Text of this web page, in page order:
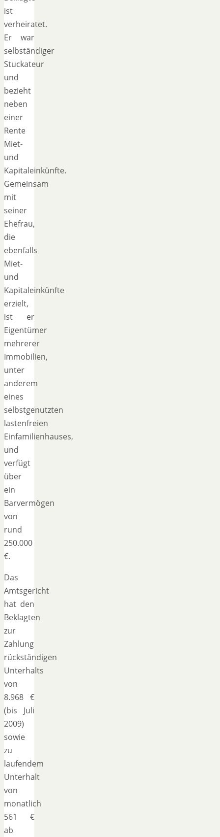
ist
verheiratet.
Er war
selbständiger
Stuckateur
und
bezieht
neben
einer
Rente
Miet-
und
Kapitaleinkünfte.
Gemeinsam
mit
seiner
Ehefrau,
die
ebenfalls
Miet-
und
Kapitaleinkünfte
erzielt,
ist er
Eigentümer
mehrerer
Immobilien,
unter
anderem
eines
selbstgenutzten
lastenfreien
Einfamilienhauses,
und
verfügt
über
ein
Barvermögen
von
rund
250.000
€.
Das
Amtsgericht
hat den
Beklagten
zur
Zahlung
rückständigen
Unterhalts
von
8.968 €
(bis Juli
2009)
sowie
zu
laufendem
Unterhalt
von
monatlich
561 €
ab